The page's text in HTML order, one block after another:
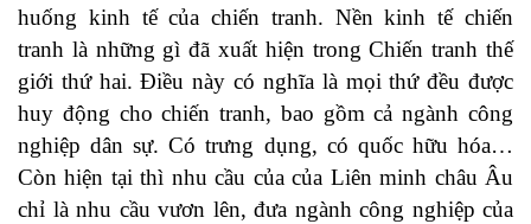
huống kinh tế của chiến tranh. Nền kinh tế chiến
tranh là những gì đã xuất hiện trong Chiến tranh thế
giới thứ hai. Điều này có nghĩa là mọi thứ đều được
huy động cho chiến tranh, bao gồm cả ngành công
nghiệp dân sự. Có trưng dụng, có quốc hữu hóa…
Còn hiện tại thì nhu cầu của của Liên minh châu Âu
chỉ là nhu cầu vươn lên, đưa ngành công nghiệp của